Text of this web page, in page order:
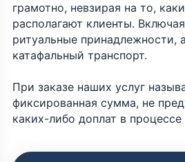
грамотно, невзирая на то,
располагают клиенты.
ритуальные принадлежности,
катафальный транспорт.
При заказе наших услуг
фиксированная сумма, не
каких-либо доплат в процессе